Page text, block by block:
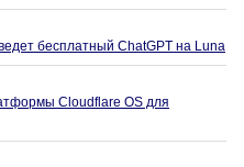
бесплатный ChatGPT на Luna
Cloudflare OS для